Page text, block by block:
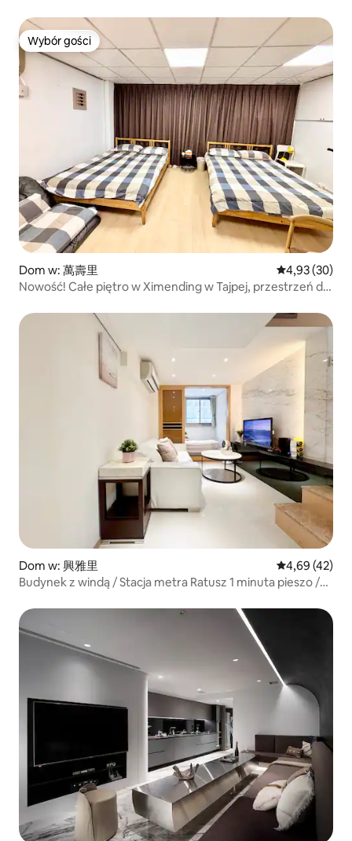
stacji Zhongshan/2 łazienki z wanną
Wybór gości
Wybór gości
Dom w: 萬壽里 Średnia
4,93 (30)
Nowość! Całe piętro w Ximending w Tajpej, przestrzeń dla
restauracje/stacja metra 5 minut/kuchnia/pralka
Dom w: 興雅里 Średnia
4,69 (42)
Budynek z windą / Stacja metra Ratusz 1 minuta pieszo /
przystanków / Ximending 7 przystanków